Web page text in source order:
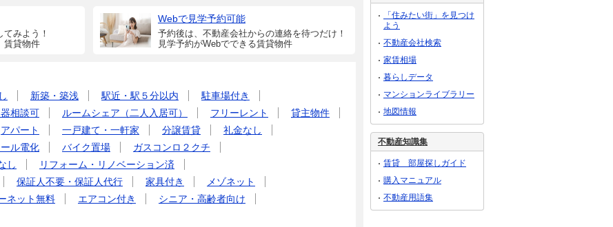
みよう！
賃貸物件
Webで見学予約可能
予約後は、不動産会社からの連絡を待つだけ！
見学予約がWebでできる賃貸物件
新築・築浅 駅近・駅５分以内
駐車場付き
相談可 ルームシェア（二人入居可） フリーレント
貸主物件
アパート 一戸建て・一軒家 分譲賃貸
礼金なし
ル電化 バイク置場
ガスコンロ２クチ
し
リフォーム・リノベーション済
保証人不要・保証人代行 家具付き
メゾネット
ネット無料 エアコン付き
シニア・高齢者向け
「住みたい街」を見つけ
よう
不動産会社検索
家賃相場
暮らしデータ
マンションライブラリー
地図情報
不動産知識集
賃貸 部屋探しガイド
購入マニュアル
不動産用語集